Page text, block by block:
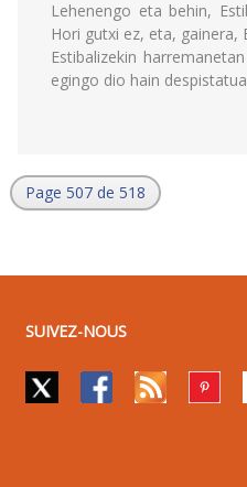
Lehenengo eta behin,
Hori gutxi ez, eta, gainera,
Estibalizekin
egingo dio hain
Page 507 de 518
SUIVEZ-NOUS